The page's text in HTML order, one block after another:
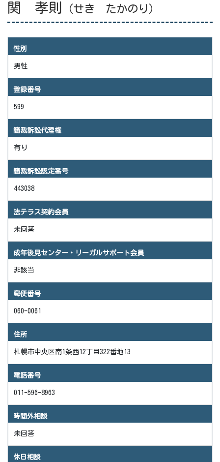
関 孝則 （せき たかのり）
性別
男性
登録番号
599
簡裁訴訟代理権
有り
簡裁訴訟認定番号
443038
法テラス契約会員
未回答
成年後見センター・リーガルサポート会員
非該当
郵便番号
060-0061
住所
札幌市中央区南1条西12丁目322番地13
電話番号
011-596-8963
時間外相談
未回答
休日相談